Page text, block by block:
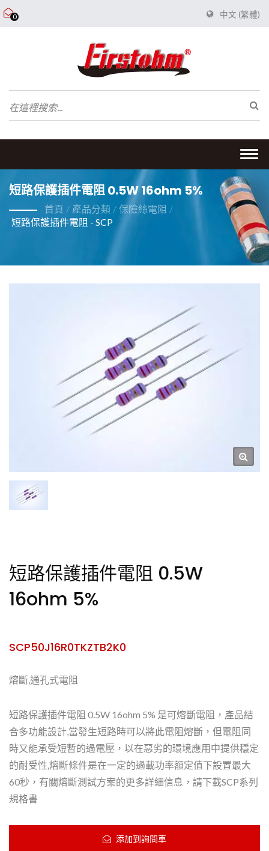
0 中文 (繁體)
短路保護插件電阻 0.5W 16ohm 5%
首頁 / 產品分類 / 保險絲電阻 /
短路保護插件電阻 - SCP
短路保護插件電阻 0.5W
16ohm 5%
SCP50J16R0TKZTB2K0
熔斷,通孔式電阻
短路保護插件電阻 0.5W 16ohm 5% 是可熔斷電阻，產品結
合多功能設計,當發生短路時可以將此電阻熔斷，但電阻同
時又能承受短暫的過電壓，以在惡劣的環境應用中提供穩定
的耐受性,熔斷條件是在一定的過載功率額定值下設置最大
60秒，有關熔斷測試方案的更多詳細信息，請下載SCP系列
規格書
添加到詢問車